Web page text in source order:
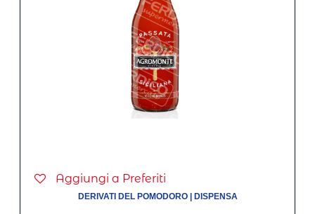
Aggiungi a Preferiti
DERIVATI DEL POMODORO| DISPENSA